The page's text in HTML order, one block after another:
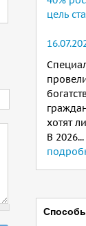
цель
хотят
В 2026...